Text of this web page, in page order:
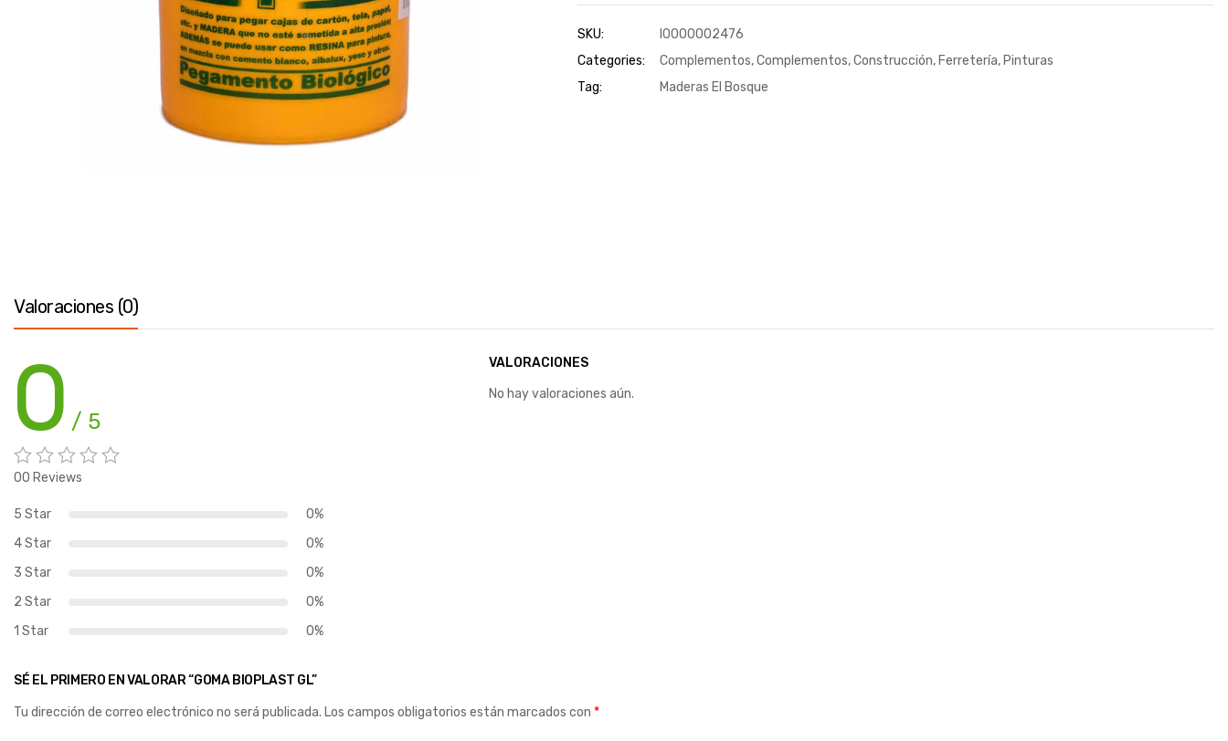
SKU:
I0000002476
Categories:
Complementos,Complementos,Construcción, Ferretería, Pinturas
Tag:
Maderas El Bosque
Valoraciones (0)
0 / 5
00 Reviews
5 Star
0%
4 Star
0%
3 Star
0%
2 Star
0%
1 Star
0%
VALORACIONES
No hay valoraciones aún.
SÉ EL PRIMERO EN VALORAR “GOMA BIOPLAST GL”
Tu dirección de correo electrónico no será publicada. Los campos obligatorios están marcados con *